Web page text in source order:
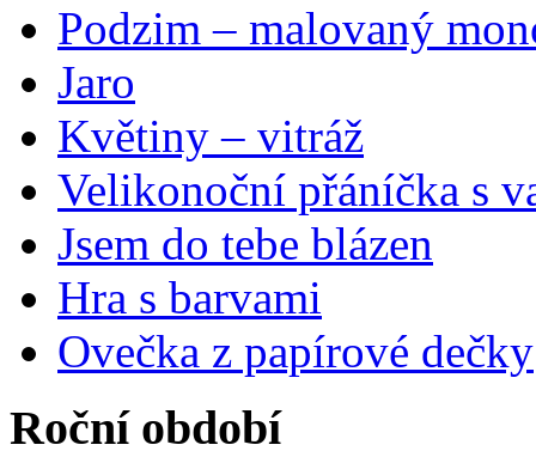
Podzim – malovaný
Jaro
Květiny – vitráž
Velikonoční přáníčka s
Jsem do tebe blázen
Hra s barvami
Ovečka z papírové dečky
Roční období